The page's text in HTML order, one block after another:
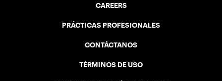
CAREERS
PRÁCTICAS PROFESIONALES
CONTÁCTANOS
TÉRMINOS DE USO